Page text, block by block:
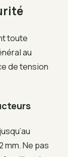
toute
au
de tension
mm. Ne pas